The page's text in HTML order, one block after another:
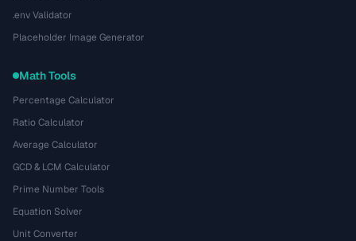
.env Validator
Placeholder Image Generator
Math Tools
Percentage Calculator
Ratio Calculator
Average Calculator
GCD & LCM Calculator
Prime Number Tools
Equation Solver
Unit Converter